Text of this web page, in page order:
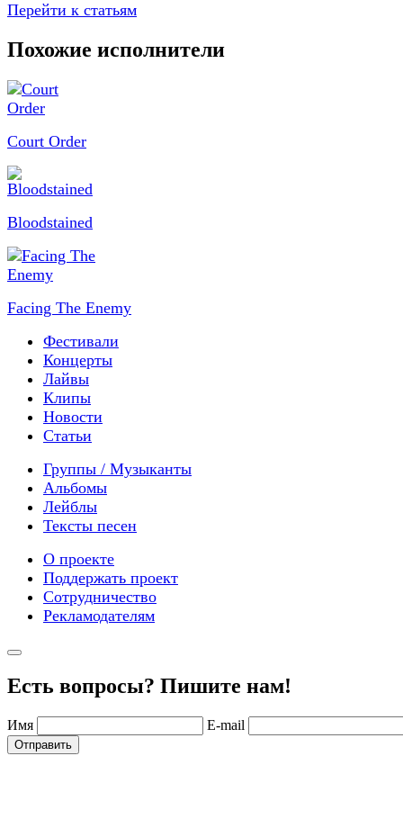
Перейти к статьям
Похожие исполнители
Court Order
Bloodstained
Facing The Enemy
Фестивали
Концерты
Лайвы
Клипы
Новости
Статьи
Группы / Музыканты
Альбомы
Лейблы
Тексты песен
О проекте
Поддержать проект
Сотрудничество
Рекламодателям
Есть вопросы? Пишите нам!
Имя E-mail